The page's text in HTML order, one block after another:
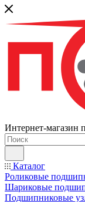
Интернет-
Каталог
Роликовые
Шариковые
Подшипниковые